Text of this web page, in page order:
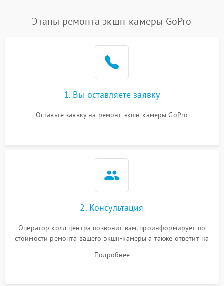
Этапы ремонта экшн-камеры GoPro
1. Вы оставляете заявку
Оставьте заявку на ремонт экшн-камеры GoPro
2. Консультация
Оператор колл центра позвонит вам, проинформирует по
стоимости ремонта вашего экшн-камеры а также ответит на
Подробнее